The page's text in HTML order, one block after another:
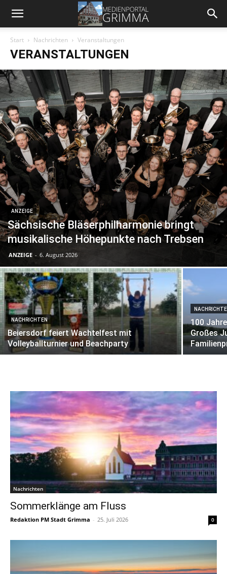
Start Nachrichten Veranstaltungen
VERANSTALTUNGEN
ANZEIGE
Sächsische Bläserphilharmonie bringt
musikalische Höhepunkte nach Trebsen
ANZEIGE - 6. August 2026
NACHRICHTEN
Beiersdorf feiert Wachtelfest mit
Volleyballturnier und Beachparty
100
Großes
Nachrichten
Sommerklänge am Fluss
Redaktion PM Stadt Grimma - 25. Juli 2026 0